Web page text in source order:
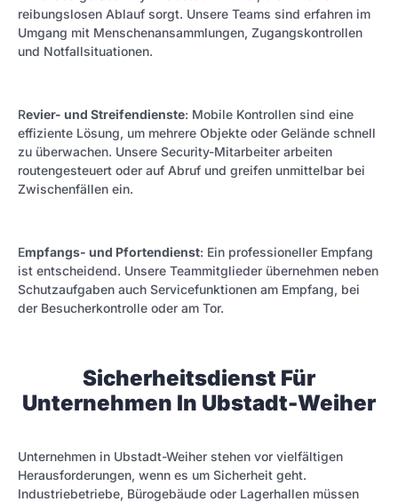
reibungslosen Ablauf sorgt. Unsere Teams sind erfahren im
Umgang mit Menschenansammlungen, Zugangskontrollen
und Notfallsituationen.
Revier- und Streifendienste: Mobile Kontrollen sind eine
effiziente Lösung, um mehrere Objekte oder Gelände schnell
zu überwachen. Unsere Security-Mitarbeiter arbeiten
routengesteuert oder auf Abruf und greifen unmittelbar bei
Zwischenfällen ein.
Empfangs- und Pfortendienst: Ein professioneller Empfang
ist entscheidend. Unsere Teammitglieder übernehmen neben
Schutzaufgaben auch Servicefunktionen am Empfang, bei
der Besucherkontrolle oder am Tor.
Sicherheitsdienst Für
Unternehmen In Ubstadt-Weiher
Unternehmen in Ubstadt-Weiher stehen vor vielfältigen
Herausforderungen, wenn es um Sicherheit geht.
Industriebetriebe, Bürogebäude oder Lagerhallen müssen